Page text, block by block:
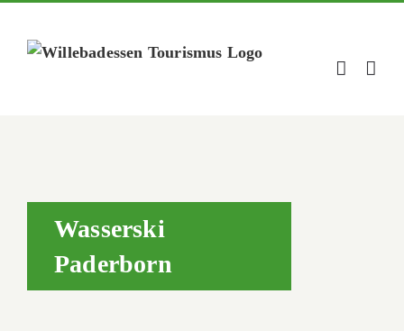
Inhalt
springen
Wasserski
Paderborn